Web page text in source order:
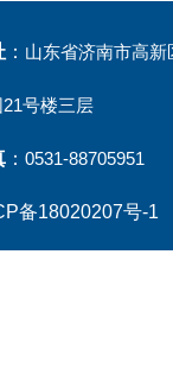
： 山东省济南市高
21号楼三层
： 0531-88705951
备18020207号-1